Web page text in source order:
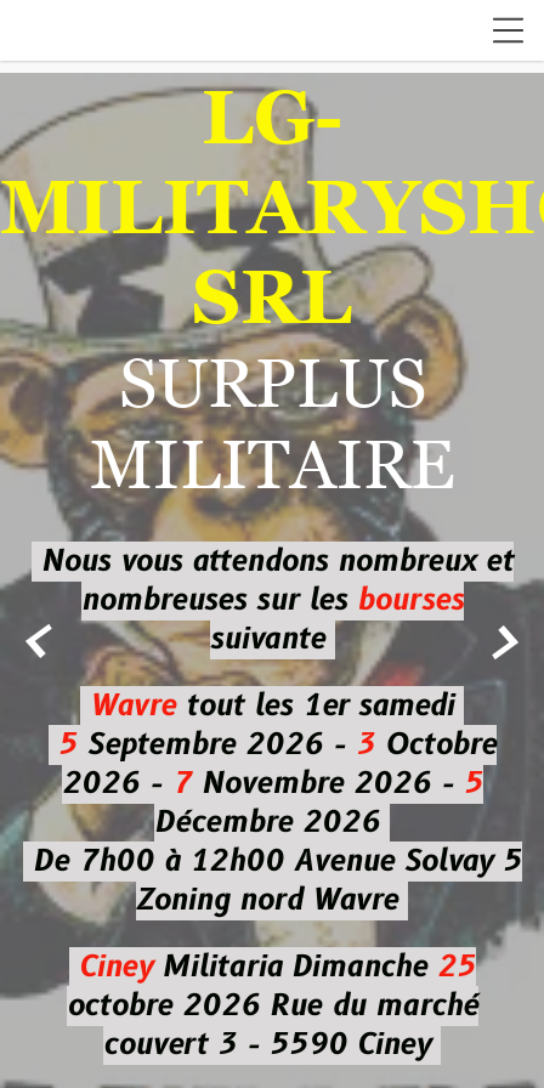
 
LG-
SRL
SURPLUS
MILITAIRE
Nous vous attendons nombreux et
nombreuses sur les bourses
suivante
Wavretout les 1er samedi
5Septembre 2026 - 3Octobre
2026 -7Novembre 2026 - 5
Décembre 2026
De 7h00 à 12h00 Avenue Solvay 5
Zoning nord Wavre
CineyMilitaria Dimanche 25
octobre 2026Rue du marché
couvert 3 - 5590 Ciney